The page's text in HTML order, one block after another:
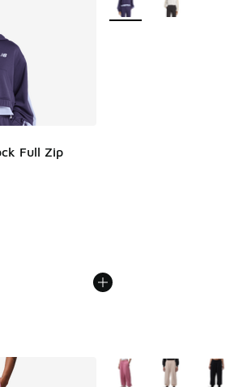
Full Zip
Plus de couleurs